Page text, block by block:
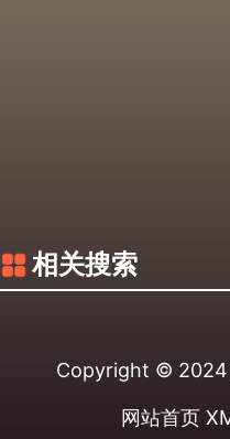
相关搜索
Copyright © 2024
网站首页